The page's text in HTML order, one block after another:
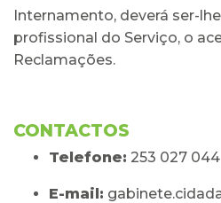
Internamento, deverá ser-
profissional do Serviço, o
Reclamações.
CONTACTOS
Telefone: 253 027 044
E-mail: